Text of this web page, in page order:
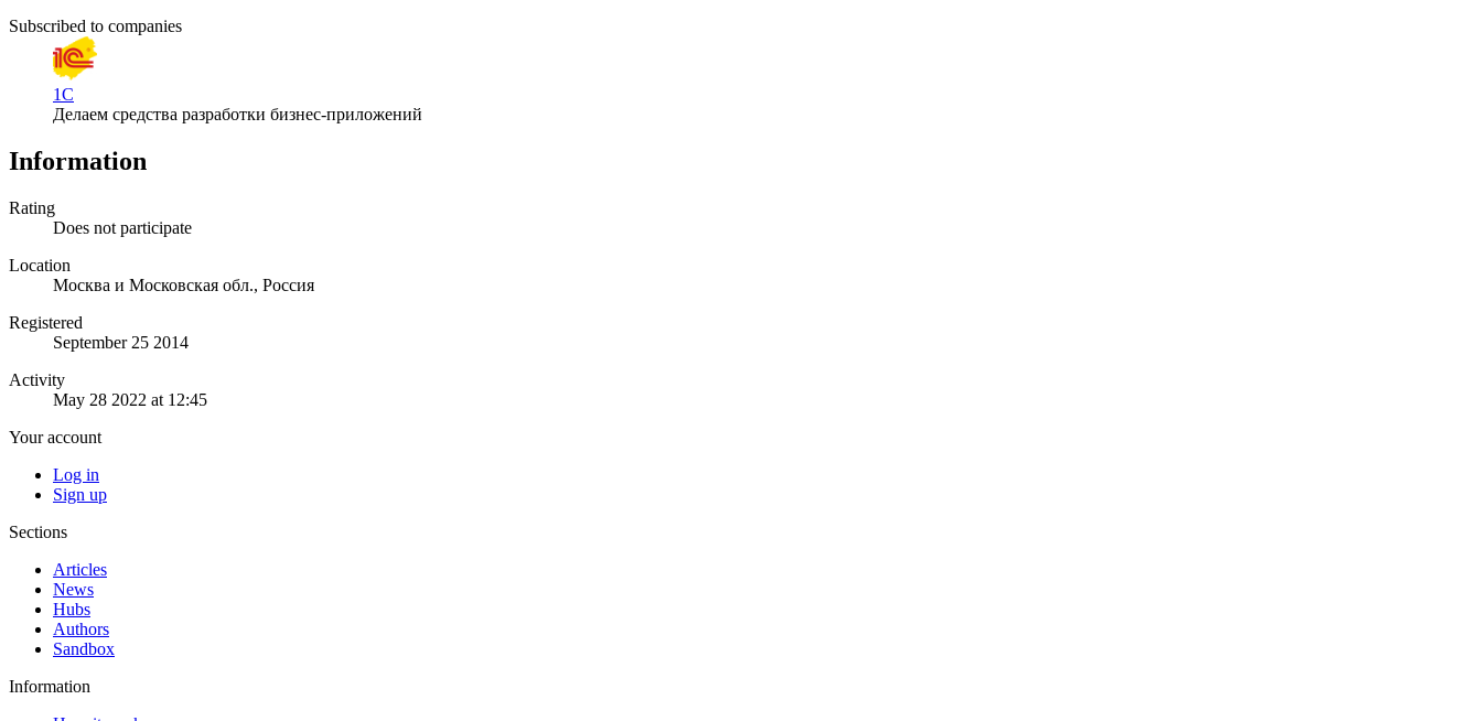
Subscribed to companies
1С
Делаем средства разработки бизнес-приложений
Information
Rating
Does not participate
Location
Москва и Московская обл., Россия
Registered
September 25 2014
Activity
May 28 2022 at 12:45
Your account
Log in
Sign up
Sections
Articles
News
Hubs
Authors
Sandbox
Information